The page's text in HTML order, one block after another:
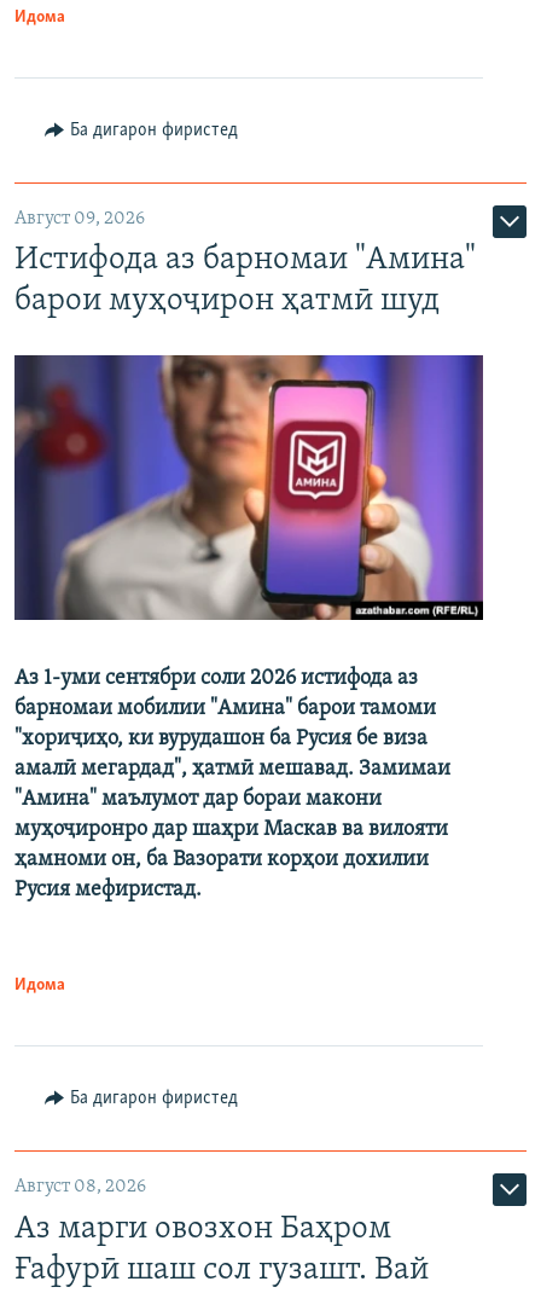
Идома
Ба дигарон фиристед
Август 09, 2026
Истифода аз барномаи "Амина"
барои муҳоҷирон ҳатмӣ шуд
Аз 1-уми сентябри соли 2026 истифода аз
барномаи мобилии "Амина" барои тамоми
"хориҷиҳо, ки вурудашон ба Русия бе виза
амалӣ мегардад", ҳатмӣ мешавад. Замимаи
"Амина" маълумот дар бораи макони
муҳоҷиронро дар шаҳри Маскав ва вилояти
ҳамноми он, ба Вазорати корҳои дохилии
Русия мефиристад.
Идома
Ба дигарон фиристед
Август 08, 2026
Аз марги овозхон Баҳром
Ғафурӣ шаш сол гузашт. Вай